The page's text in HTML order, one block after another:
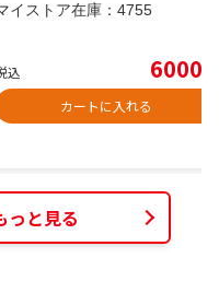
イストア在庫： 4755
込 6000
カートに入れる
っと見る